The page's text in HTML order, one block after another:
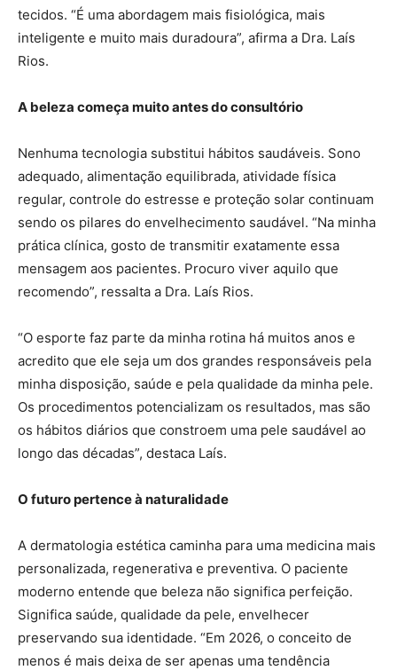
tecidos. “É uma abordagem mais fisiológica, mais
inteligente e muito mais duradoura”, afirma a Dra. Laís
Rios.
A beleza começa muito antes do consultório
Nenhuma tecnologia substitui hábitos saudáveis. Sono
adequado, alimentação equilibrada, atividade física
regular, controle do estresse e proteção solar continuam
sendo os pilares do envelhecimento saudável. “Na minha
prática clínica, gosto de transmitir exatamente essa
mensagem aos pacientes. Procuro viver aquilo que
recomendo”, ressalta a Dra. Laís Rios.
“O esporte faz parte da minha rotina há muitos anos e
acredito que ele seja um dos grandes responsáveis pela
minha disposição, saúde e pela qualidade da minha pele.
Os procedimentos potencializam os resultados, mas são
os hábitos diários que constroem uma pele saudável ao
longo das décadas”, destaca Laís.
O futuro pertence à naturalidade
A dermatologia estética caminha para uma medicina mais
personalizada, regenerativa e preventiva. O paciente
moderno entende que beleza não significa perfeição.
Significa saúde, qualidade da pele, envelhecer
preservando sua identidade. “Em 2026, o conceito de
menos é mais deixa de ser apenas uma tendência